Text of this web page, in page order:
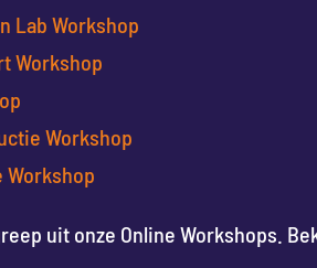
Lab Workshop
Workshop
Workshop
Workshop
uit onze Online Workshops.